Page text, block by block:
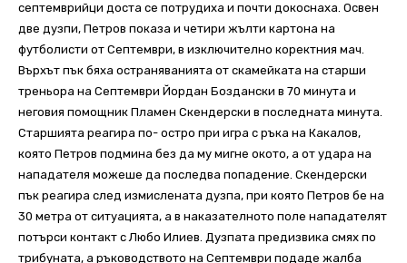
септемврийци доста се потрудиха и почти докоснаха. Освен
две дузпи, Петров показа и четири жълти картона на
футболисти от Септември, в изключително коректния мач.
Върхът пък бяха остраняванията от скамейката на старши
треньора на Септември Йордан Боздански в 70 минута и
неговия помощник Пламен Скендерски в последната минута.
Старшията реагира по- остро при игра с ръка на Какалов,
която Петров подмина без да му мигне окото, а от удара на
нападателя можеше да последва попадение. Скендерски
пък реагира след измислената дузпа, при която Петров бе на
30 метра от ситуацията, а в наказателното поле нападателят
потърси контакт с Любо Илиев. Дузпата предизвика смях по
трибуната, а ръководството на Септември подаде жалба